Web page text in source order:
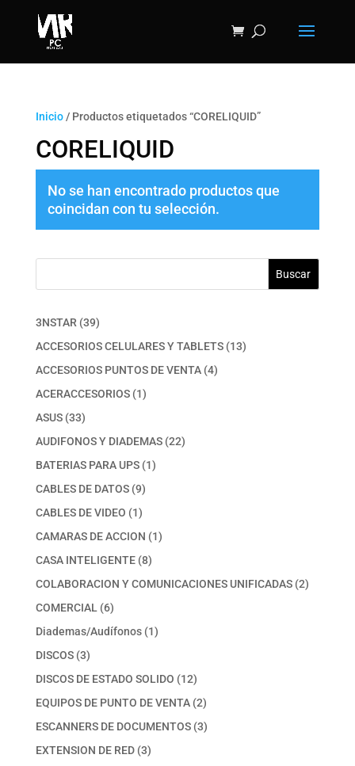
Inicio/ Productos etiquetados “CORELIQUID”
CORELIQUID
No se han encontrado productos que
coincidan con tu selección.
Buscar
3NSTAR 3939
productos
ACCESORIOS CELULARES Y TABLETS 1313
ACCESORIOS PUNTOS DE VENTA 44
ACERACCESORIOS 11
ASUS 3333
productos
AUDIFONOS Y DIADEMAS 2222
BATERIAS PARA UPS 11
CABLES DE DATOS 99
productos
CABLES DE VIDEO 11
producto
CAMARAS DE ACCION 11
CASA INTELIGENTE 88
productos
COLABORACION Y COMUNICACIONES UNIFICADAS 22
COMERCIAL 66
productos
Diademas/Audífonos 11
DISCOS 33
productos
DISCOS DE ESTADO SOLIDO 1212
productos
EQUIPOS DE PUNTO DE VENTA 22
productos
ESCANNERS DE DOCUMENTOS 33
EXTENSION DE RED 33